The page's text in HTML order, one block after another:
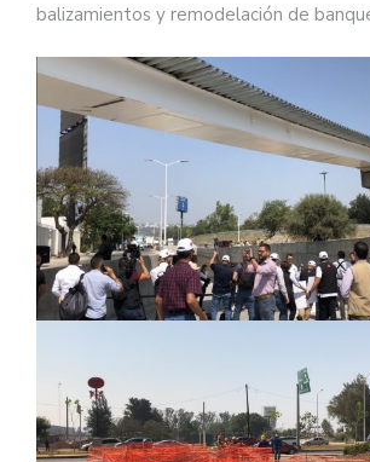
balizamientos y remodelación de